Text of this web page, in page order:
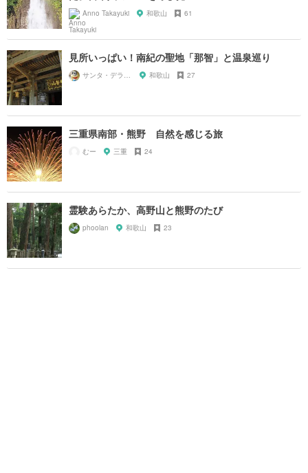
Anno Takayuki 和歌山 61
見所いっぱい！南紀の聖地「那智」と温泉巡り
サンタ・デラックス 和歌山 27
三重県南部・熊野 自然を感じる旅
むー 三重 24
霊験あらたか、高野山と熊野のたび
phoolan 和歌山 23